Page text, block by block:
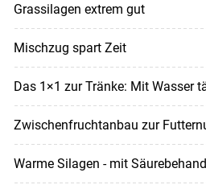
Grassilagen extrem gut
Mischzug spart Zeit
Das 1×1 zur Tränke: Mit Wasser
Zwischenfruchtanbau zur
Warme Silagen - mit